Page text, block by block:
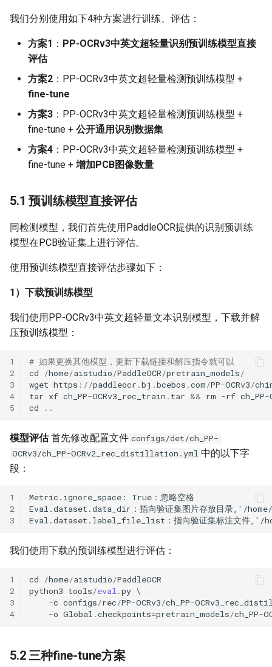
我们分别使用如下4种方案进行训练、评估：
方案1 ： PP-OCRv3中英文超轻量识别预训练模型直接
评估
方案2 ：PP-OCRv3中英文超轻量检测预训练模型 +
fine-tune
方案3 ：PP-OCRv3中英文超轻量检测预训练模型 +
fine-tune + 公开通用识别数据集
方案4 ：PP-OCRv3中英文超轻量检测预训练模型 +
fine-tune + 增加PCB图像数量
5.1 预训练模型直接评估
同检测模型，我们首先使用PaddleOCR提供的识别预训练
模型在PCB验证集上进行评估。
使用预训练模型直接评估步骤如下：
1）下载预训练模型
我们使用PP-OCRv3中英文超轻量文本识别模型，下载并解
压预训练模型：
1
2
3
4
5
# 如果更换其他模型，更新下载链接和解压指令就可以
cd
/home/aistudio/PaddleOCR/pretrain_models/
wget https : //paddleocr .bj .bcebos .com/PP-OCRv3/
tar xf ch_PP-OCRv3_rec_train . tar && rm -rf ch_PP-
cd
..
模型评估首先修改配置文件 configs/det/ch_PP-
OCRv3/ch_PP-OCRv2_rec_distillation.yml 中的以下字
段：
1
2
3
我们使用下载的预训练模型进行评估：
1
2
3
4
cd /home/aistudio/PaddleOCR
python3 tools/eval .py
-c configs/rec/PP-OCRv3/ch_PP-
-o Global .checkpoints=pretrain_models/ch_PP-
5.2 三种fine-tune方案